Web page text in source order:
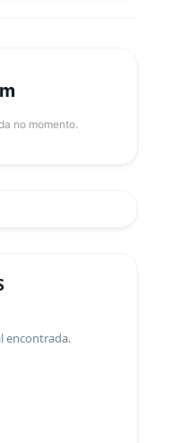
no momento.
encontrada.